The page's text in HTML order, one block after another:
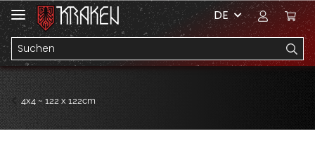
DE
4x4 ~ 122 x 122cm